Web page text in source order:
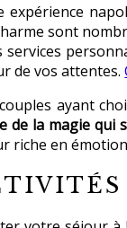
expérience
sont
services
de vos attentes.
ayant
de la magie qui
riche en